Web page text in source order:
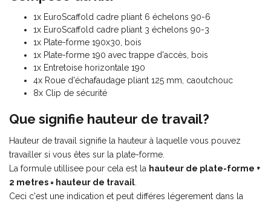
1x EuroScaffold cadre pliant 6 échelons 90-6
1x EuroScaffold cadre pliant 3 échelons 90-3
1x Plate-forme 190x30, bois
1x Plate-forme 190 avec trappe d'accès, bois
1x Entretoise horizontale 190
4x Roue d'échafaudage pliant 125 mm, caoutchouc
8x Clip de sécurité
Que signifie hauteur de travail?
Hauteur de travail signifie la hauteur à laquelle vous pouvez
travailler si vous êtes sur la plate-forme.
La formule utillisee pour cela est la hauteur de plate-forme +
2 metres = hauteur de travail
Ceci c'est une indication et peut différes légerement dans la